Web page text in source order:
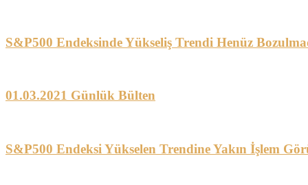
S&P500 Endeksinde Yükseliş Trendi Henüz
01.03.2021 Günlük Bülten
S&P500 Endeksi Yükselen Trendine Yakın İşlem